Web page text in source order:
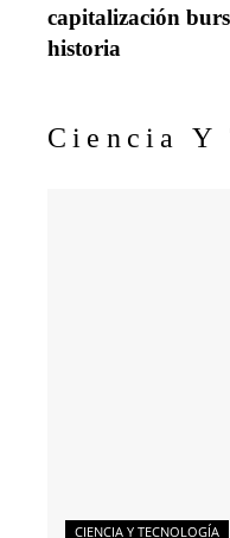
capitalización
historia
Ciencia Y
CIENCIA Y TECNOLOGÍA